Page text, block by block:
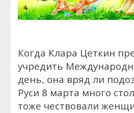
Когда Клара Цеткин
учредить
день, она вряд ли
Руси 8 марта много
тоже чествовали